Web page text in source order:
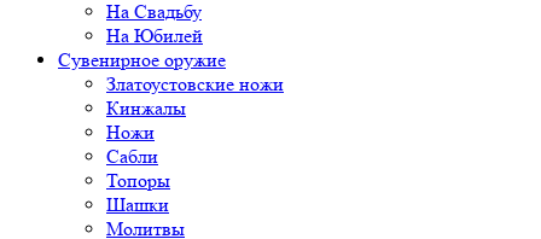
На Свадьбу
На Юбилей
Сувенирное оружие
Златоустовские ножи
Кинжалы
Ножи
Сабли
Топоры
Шашки
Молитвы